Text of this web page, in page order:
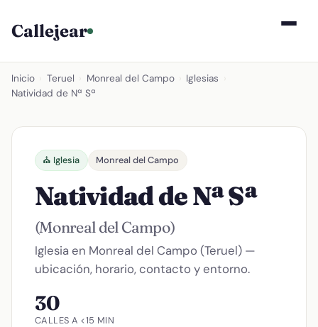
Callejear
Inicio Teruel Monreal del Campo Iglesias
Natividad de Nª Sª
⛪ Iglesia Monreal del Campo
Natividad de Nª Sª
(Monreal del Campo)
Iglesia en Monreal del Campo (Teruel) —
ubicación, horario, contacto y entorno.
30
CALLES A <15 MIN